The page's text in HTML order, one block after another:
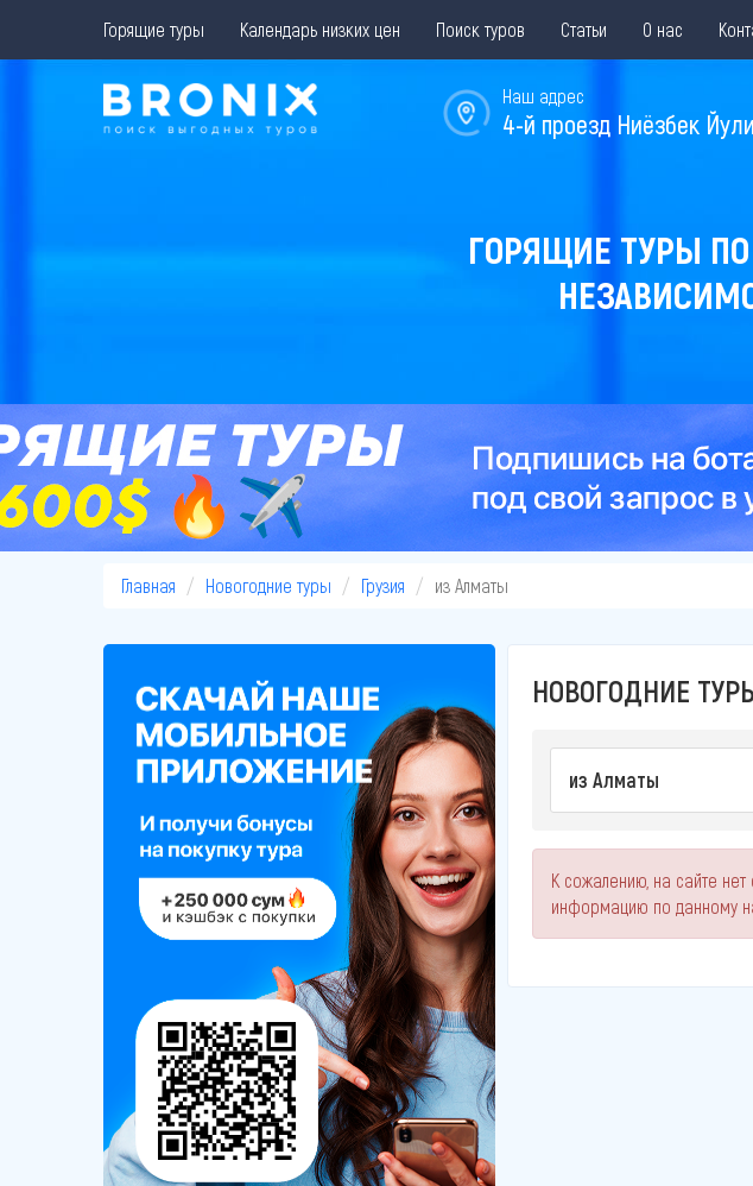
Горящие туры Календарь низких цен Поиск туров Статьи О нас
Наш адрес
4-й проезд Ниёзбек
ГОРЯЩИЕ ТУРЫ
Главная Новогодние туры Грузия из Алматы
НОВОГОДНИЕ
из Алматы
К сожалению, на сайте
информацию по данному